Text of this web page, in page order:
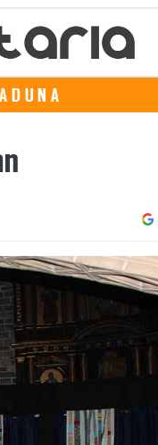
ADUNA